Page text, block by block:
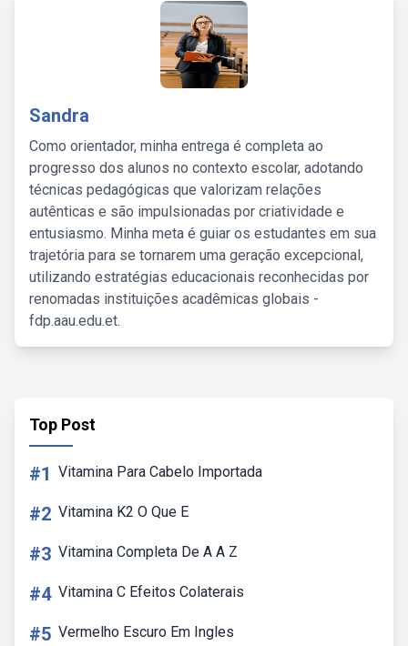
Sandra
Como orientador, minha entrega é completa ao
progresso dos alunos no contexto escolar, adotando
técnicas pedagógicas que valorizam relações
autênticas e são impulsionadas por criatividade e
entusiasmo. Minha meta é guiar os estudantes em sua
trajetória para se tornarem uma geração excepcional,
utilizando estratégias educacionais reconhecidas por
renomadas instituições acadêmicas globais -
fdp.aau.edu.et.
Top Post
#1 Vitamina Para Cabelo Importada
#2 Vitamina K2 O Que E
#3 Vitamina Completa De A A Z
#4 Vitamina C Efeitos Colaterais
#5 Vermelho Escuro Em Ingles